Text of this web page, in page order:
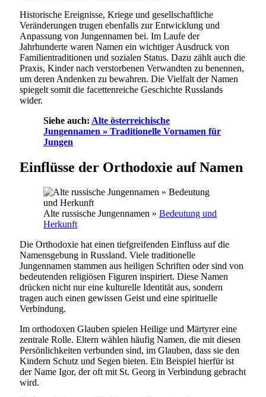
Historische Ereignisse, Kriege und gesellschaftliche
Veränderungen trugen ebenfalls zur Entwicklung und
Anpassung von Jungennamen bei. Im Laufe der
Jahrhunderte waren Namen ein wichtiger Ausdruck von
Familientraditionen und sozialen Status. Dazu zählt auch die
Praxis, Kinder nach verstorbenen Verwandten zu benennen,
um deren Andenken zu bewahren. Die Vielfalt der Namen
spiegelt somit die facettenreiche Geschichte Russlands
wider.
Siehe auch: Alte österreichische
Jungennamen » Traditionelle Vornamen für
Jungen
Einflüsse der Orthodoxie auf Namen
Alte russische Jungennamen » Bedeutung und
Herkunft
Die Orthodoxie hat einen tiefgreifenden Einfluss auf die
Namensgebung in Russland. Viele traditionelle
Jungennamen stammen aus heiligen Schriften oder sind von
bedeutenden religiösen Figuren inspiriert. Diese Namen
drücken nicht nur eine kulturelle Identität aus, sondern
tragen auch einen gewissen Geist und eine spirituelle
Verbindung.
Im orthodoxen Glauben spielen Heilige und Märtyrer eine
zentrale Rolle. Eltern wählen häufig Namen, die mit diesen
Persönlichkeiten verbunden sind, im Glauben, dass sie den
Kindern Schutz und Segen bieten. Ein Beispiel hierfür ist
der Name Igor, der oft mit St. Georg in Verbindung gebracht
wird.